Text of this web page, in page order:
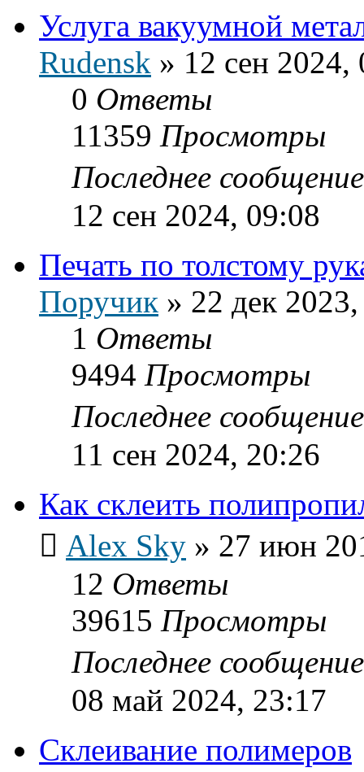
Услуга вакуумной
Rudensk » 12 сен 2024,
0 Ответы
11359 Просмотры
Последнее
12 сен 2024, 09:08
Печать по толстому
Поручик » 22 дек
1 Ответы
9494 Просмотры
Последнее
11 сен 2024, 20:26
Как склеить
Alex Sky » 27 июн
12 Ответы
39615 Просмотры
Последнее
08 май 2024, 23:17
Склеивание полимеров